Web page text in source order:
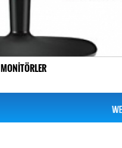
MONİTÖRLER